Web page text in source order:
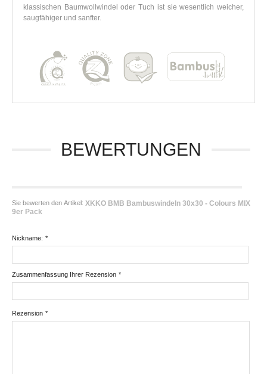
klassischen Baumwollwindel oder Tuch ist sie wesentlich weicher,
saugfähiger und sanfter.
BEWERTUNGEN
Sie bewerten den Artikel: XKKO BMB Bambuswindeln 30x30 - Colours MIX
9er Pack
*
Nickname:
*
Zusammenfassung Ihrer Rezension
*
Rezension